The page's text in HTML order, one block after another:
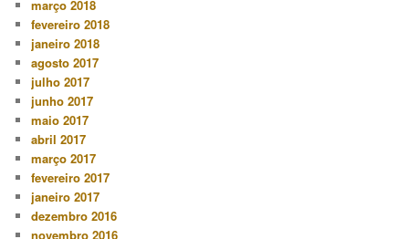
março 2018
fevereiro 2018
janeiro 2018
agosto 2017
julho 2017
junho 2017
maio 2017
abril 2017
março 2017
fevereiro 2017
janeiro 2017
dezembro 2016
novembro 2016